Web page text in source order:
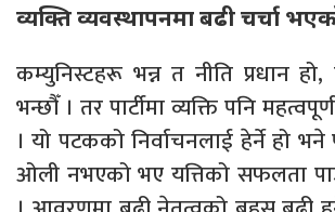
व्यक्ति व्यवस्थापनमा बढी चर्चा
कम्युनिस्टहरू भन्न त नीति प्रधान हो,
भन्छौँ । तर पार्टीमा व्यक्ति पनि
। यो पटकको निर्वाचनलाई हेर्ने हो भने
ओली नभएको भए यत्तिको सफलता